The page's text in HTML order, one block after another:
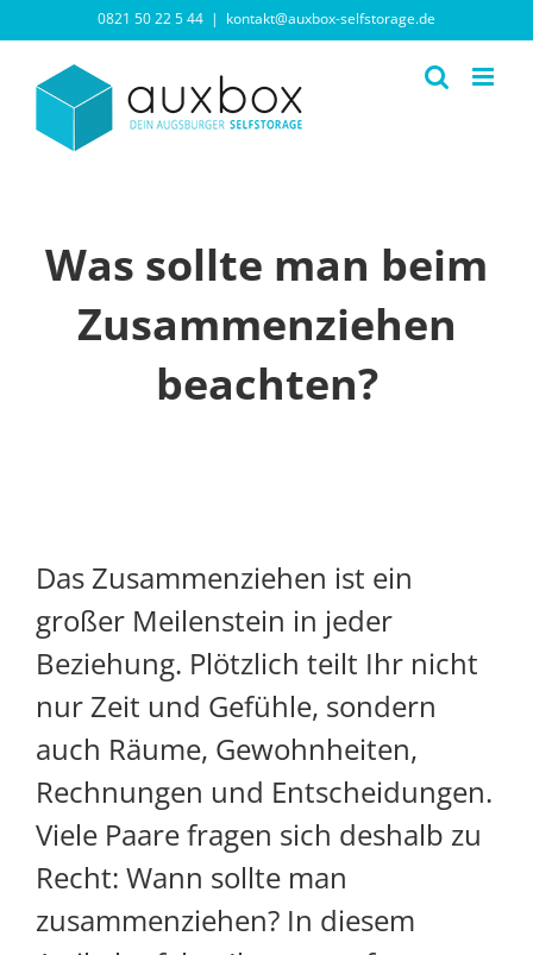
Inhalt
springen
0821 50 22 5 44 | kontakt@auxbox-selfstorage.de
Was sollte man beim
Zusammenziehen
beachten?
Das Zusammenziehen ist ein
großer Meilenstein in jeder
Beziehung. Plötzlich teilt Ihr nicht
nur Zeit und Gefühle, sondern
auch Räume, Gewohnheiten,
Rechnungen und Entscheidungen.
Viele Paare fragen sich deshalb zu
Recht: Wann sollte man
zusammenziehen? In diesem